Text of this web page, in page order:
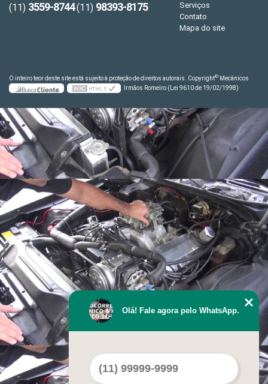
(11) 3559-8744(11) 98393-8175
Serviços
Contato
Mapa do site
O inteiro teor deste site está sujeito à proteção de direitos autorais. Copyright© Mecânicos
Irmãos Romeiro (Lei 9610 de 19/02/1998)
Olá! Fale agora pelo WhatsApp.